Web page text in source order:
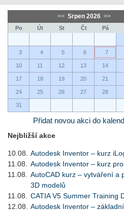
<< Srpen 2026 >>
Po Út St Čt Pá
3 4 5 6 7
10 11 12 13 14
17 18 19 20 21
24 25 26 27 28
31
Přidat novou akci do
Nejbližší akce
10.08.
Autodesk Inventor – kurz
11.08.
Autodesk Inventor – kurz
11.08.
AutoCAD kurz – vytváření a
3D modelů
11.08.
CATIA V5 Summer Training
12.08.
Autodesk Inventor –